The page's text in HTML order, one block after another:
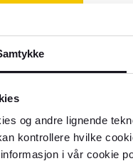
og andre lignende
kontrollere hvilke
i vår cookie